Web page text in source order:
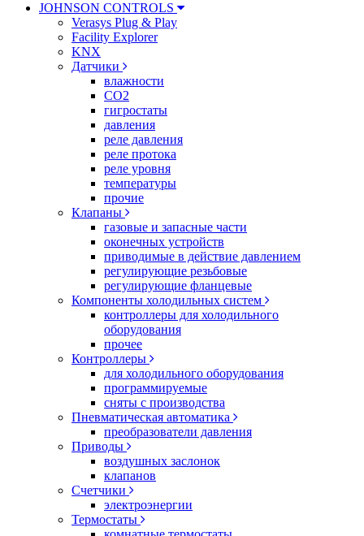
JOHNSON CONTROLS
Verasys Plug & Play
Facility Explorer
KNX
Датчики
влажности
CO2
гигростаты
давления
реле давления
реле протока
реле уровня
температуры
прочие
Клапаны
газовые и запасные части
оконечных устройств
приводимые в действие давлением
регулирующие резьбовые
регулирующие фланцевые
Компоненты холодильных систем
контроллеры для холодильного
оборудования
прочее
Контроллеры
для холодильного оборудования
программируемые
сняты с производства
Пневматическая автоматика
преобразователи давления
Приводы
воздушных заслонок
клапанов
Счетчики
электроэнергии
Термостаты